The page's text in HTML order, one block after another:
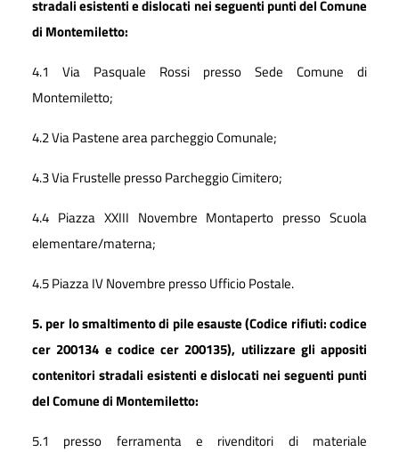
stradali esistenti e dislocati nei seguenti punti del Comune
di Montemiletto:
4.1 Via Pasquale Rossi presso Sede Comune di
Montemiletto;
4.2 Via Pastene area parcheggio Comunale;
4.3 Via Frustelle presso Parcheggio Cimitero;
4.4 Piazza XXIII Novembre Montaperto presso Scuola
elementare/materna;
4.5 Piazza IV Novembre presso Ufficio Postale.
5. per lo smaltimento di pile esauste (Codice rifiuti: codice
cer 200134 e codice cer 200135), utilizzare gli appositi
contenitori stradali esistenti e dislocati nei seguenti punti
del Comune di Montemiletto:
5.1 presso ferramenta e rivenditori di materiale